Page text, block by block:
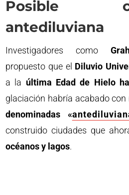
Posible
antediluviana
Investigadores como
propuesto que el Diluvio
a la última Edad de Hielo
glaciación habría acabado con
denominadas «
construido ciudades que
océanos y lagos.